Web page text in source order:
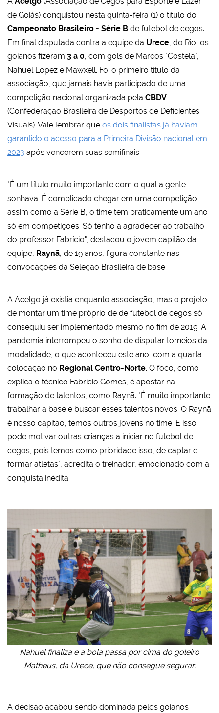
de Goiás) conquistou nesta quinta-feira (1) o título do
Campeonato Brasileiro - Série B de futebol de cegos.
Em final disputada contra a equipe da Urece, do Rio, os
goianos fizeram 3 a 0, com gols de Marcos "Costela",
Nahuel Lopez e Mawxell. Foi o primeiro título da
associação, que jamais havia participado de uma
competição nacional organizada pela CBDV
(Confederação Brasileira de Desportos de Deficientes
Visuais). Vale lembrar que os dois finalistas já haviam
garantido o acesso para a Primeira Divisão nacional em
2023 após vencerem suas semifinais.
"É um título muito importante com o qual a gente
sonhava. É complicado chegar em uma competição
assim como a Série B, o time tem praticamente um ano
só em competições. Só tenho a agradecer ao trabalho
do professor Fabrício", destacou o jovem capitão da
equipe, Raynã, de 19 anos, figura constante nas
convocações da Seleção Brasileira de base.
A Acelgo já existia enquanto associação, mas o projeto
de montar um time próprio de de futebol de cegos só
conseguiu ser implementado mesmo no fim de 2019. A
pandemia interrompeu o sonho de disputar torneios da
modalidade, o que aconteceu este ano, com a quarta
colocação no Regional Centro-Norte. O foco, como
explica o técnico Fabrício Gomes, é apostar na
formação de talentos, como Raynã. "É muito importante
trabalhar a base e buscar esses talentos novos. O Raynã
é nosso capitão, temos outros jovens no time. E isso
pode motivar outras crianças a iniciar no futebol de
cegos, pois temos como prioridade isso, de captar e
formar atletas", acredita o treinador, emocionado com a
conquista inédita.
Nahuel finaliza e a bola passa por cima do goleiro
Matheus, da Urece, que não consegue segurar.
A decisão acabou sendo dominada pelos goianos